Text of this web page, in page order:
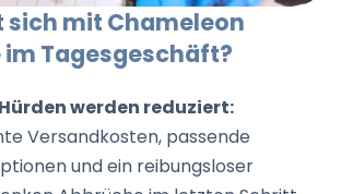
sich mit Chameleon
Tagesgeschäft?
werden reduziert:
Versandkosten, passende
und ein reibungsloser